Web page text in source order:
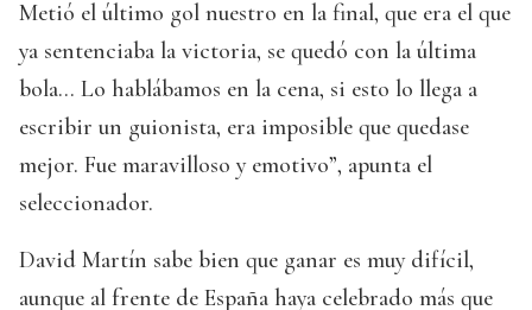
Metió el último gol nuestro en la final, que era el que
ya sentenciaba la victoria, se quedó con la última
bola… Lo hablábamos en la cena, si esto lo llega a
escribir un guionista, era imposible que quedase
mejor. Fue maravilloso y emotivo”, apunta el
seleccionador.
David Martín sabe bien que ganar es muy difícil,
aunque al frente de España haya celebrado más que